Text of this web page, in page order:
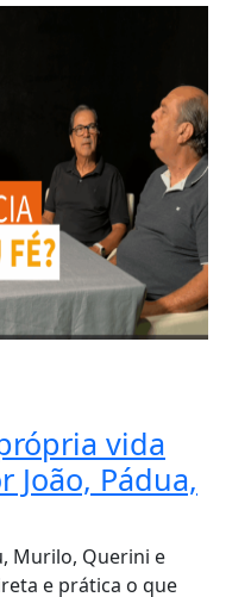
vida
João, Pádua,
Murilo, Querini e
e prática o que